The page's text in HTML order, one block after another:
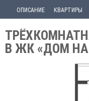
ОПИСАНИЕ КВАРТИРЫ
В ЖК «ДОМ НА